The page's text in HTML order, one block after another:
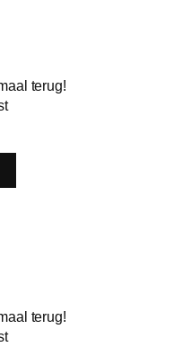
terug!
terug!